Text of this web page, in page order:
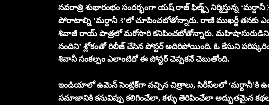
నవరాత్రి శుభారంభం సందర్భంగా యష్ రాజ్ ఫిల్మ్స్ నిర్మిస్తున్న
పోరాటాల్ని ‘మర్దానీ 3’లో చూపించబోతోన్నారు. రాణి ముఖర్జీ తనకు
శివాజీ రాయ్ పాత్రలో మరోసారి కనిపించబోతోన్నారు. మహిషాసురుడిని
నందిని’ శ్లోకంతో రిలీజ్ చేసిన పోస్టర్ అదిరిపోయింది. ఓ కేసుని
శివానీ సంకల్పం ఎలాంటిదో ఈ పోస్టర్ చెప్పకనే చెబుతోంది.
ఇండియాలో ఉమెన్ సెంట్రిక్‌గా వచ్చిన చిత్రాలు, సిరీస్‌లలో ‘మర్దానీ’కి
సమాజానికి కనువిప్పు కలిగించేలా, కళ్ళు తెరిపించేలా అద్భుతమైన